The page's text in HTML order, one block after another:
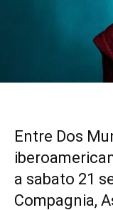
Entre Dos
a sabato 21
Compagnia,